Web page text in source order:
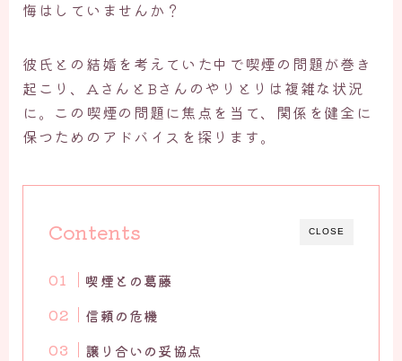
悔はしていませんか？
彼氏との結婚を考えていた中で喫煙の問題が巻き
起こり、AさんとBさんのやりとりは複雑な状況
に。この喫煙の問題に焦点を当て、関係を健全に
保つためのアドバイスを探ります。
CLOSE
Contents
喫煙との葛藤
信頼の危機
譲り合いの妥協点